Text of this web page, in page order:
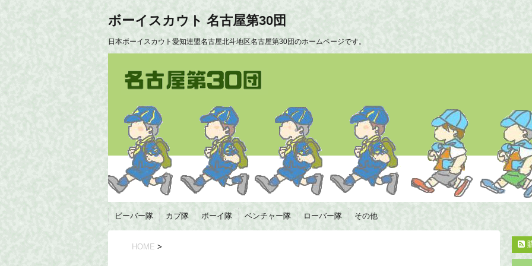
ボーイスカウト 名古屋第30団
日本ボーイスカウト愛知連盟名古屋北斗地区名古屋第30団のホームページです。
ビーバー隊 カブ隊 ボーイ隊 ベンチャー隊 ローバー隊 その他
HOME >